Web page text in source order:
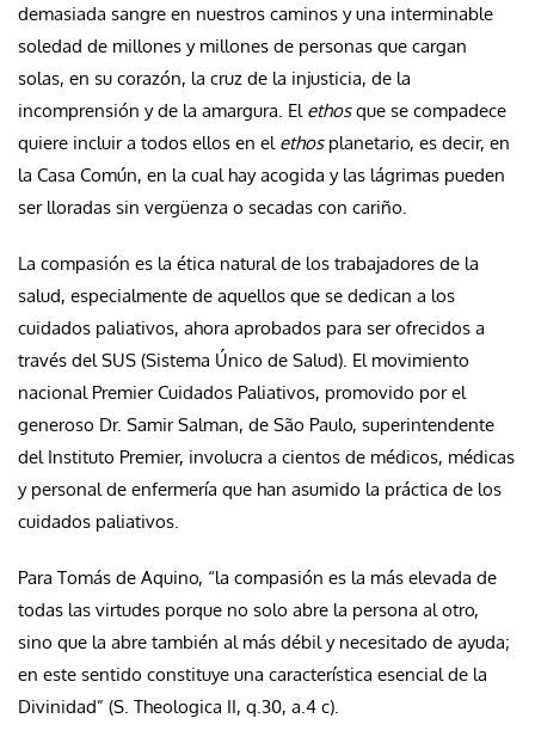
demasiada sangre en nuestros caminos y una interminable
soledad de millones y millones de personas que cargan
solas, en su corazón, la cruz de la injusticia, de la
incomprensión y de la amargura. El ethosque se compadece
quiere incluir a todos ellos en el ethosplanetario, es decir, en
la Casa Común, en la cual hay acogida y las lágrimas pueden
ser lloradas sin vergüenza o secadas con cariño.
La compasión es la ética natural de los trabajadores de la
salud, especialmente de aquellos que se dedican a los
cuidados paliativos, ahora aprobados para ser ofrecidos a
través del SUS (Sistema Único de Salud). El movimiento
nacional Premier Cuidados Paliativos, promovido por el
generoso Dr. Samir Salman, de São Paulo, superintendente
del Instituto Premier, involucra a cientos de médicos, médicas
y personal de enfermería que han asumido la práctica de los
cuidados paliativos.
Para Tomás de Aquino, “la compasión es la más elevada de
todas las virtudes porque no solo abre la persona al otro,
sino que la abre también al más débil y necesitado de ayuda;
en este sentido constituye una característica esencial de la
Divinidad” (S. Theologica II, q.30, a.4 c).